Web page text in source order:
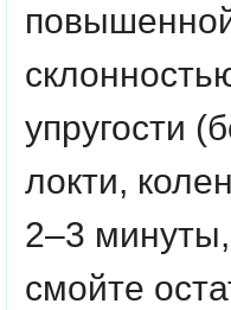
упругости
локти,
2–3
смойте